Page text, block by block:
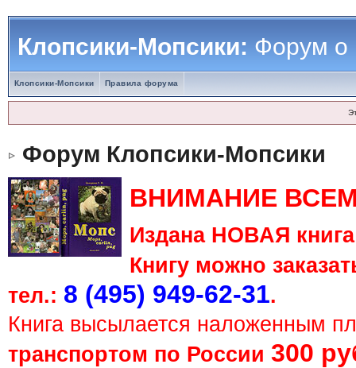
Клопсики-Мопсики:Форум о
Клопсики-Мопсики Правила форума
Форум Клопсики-Мопсики
ВНИМАНИЕ
Издана НОВАЯ
Книгу можно
тел.: 8 (495) 949-62-31.
Книга высылается наложенным
транспортом по России 300